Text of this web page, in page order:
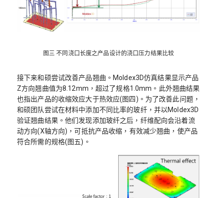
图三 不同浇口长度之产品设计的浇口压力结果比较
接下来和硕尝试改善产品翘曲。Moldex3D仿真结果显示产品
Z方向翘曲值为8.12mm，超过了规格1.0mm。此外翘曲结果
也指出产品的收缩效应大于热效应(图四)。为了改善此问题，
和硕团队尝试在材料中添加不同比率的玻纤，并以Moldex3D
验证翘曲结果。他们发现添加玻纤之后，纤维配向会沿着流
动方向(X轴方向)，可抵抗产品收缩，有效减少翘曲，使产品
符合所需的规格(图五)。